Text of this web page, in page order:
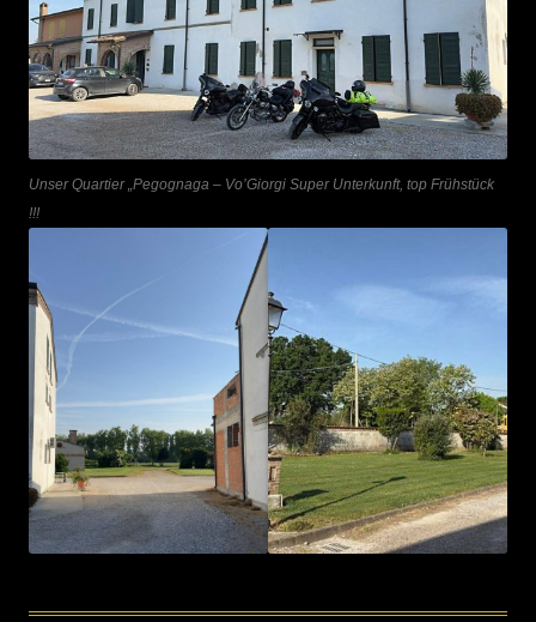
Unser Quartier „Pegognaga – Vo’Giorgi Super Unterkunft, top Frühstück
!!!